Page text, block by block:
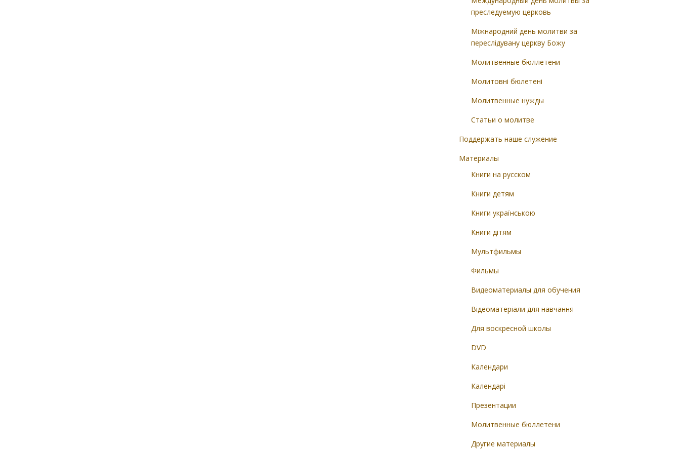
преследуемую церковь
Міжнародний день молитви за
переслідувану церкву Божу
Молитвенные бюллетени
Молитовні бюлетені
Молитвенные нужды
Статьи о молитве
Поддержать наше служение
Материалы
Книги на русском
Книги детям
Книги українською
Книги дітям
Мультфильмы
Фильмы
Видеоматериалы для обучения
Відеоматеріали для навчання
Для воскресной школы
DVD
Календари
Календарі
Презентации
Молитвенные бюллетени
Другие материалы